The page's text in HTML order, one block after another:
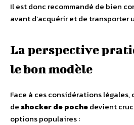
Il est donc recommandé de bien
avant d’acquérir et de transporter
La perspective
le bon modèle
Face à ces considérations
de shocker de pochedevient
options populaires :